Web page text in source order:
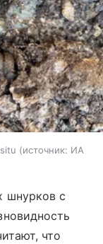
источник: ИА
шнурков с
что